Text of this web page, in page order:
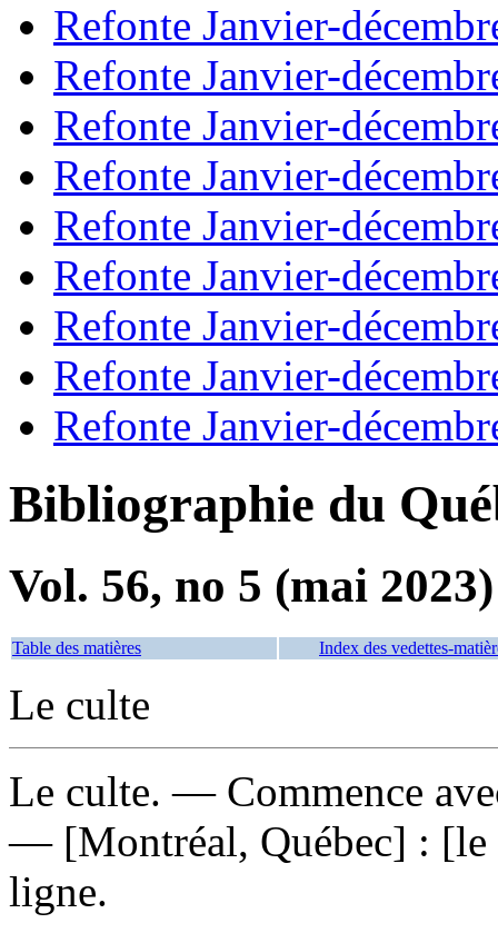
Refonte Janvier-
Refonte Janvier-
Refonte Janvier-
Refonte Janvier-
Refonte Janvier-
Refonte Janvier-
Refonte Janvier-
Refonte Janvier-
Refonte Janvier-
Bibliographie du
Vol. 56, no 5 (mai 2023)
Table des matières Index des vedettes-
Le culte
Le culte. — Commence
— [Montréal, Québec] : [le
ligne.